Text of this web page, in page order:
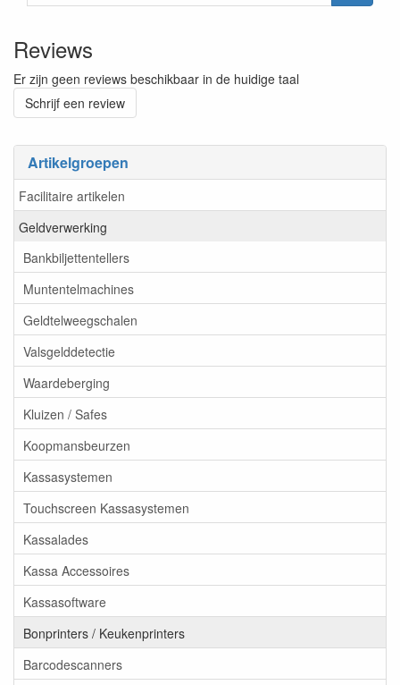
Artikelgroepen
Facilitaire artikelen
Geldverwerking
Bankbiljettentellers
Muntentelmachines
Geldtelweegschalen
Valsgelddetectie
Waardeberging
Kluizen / Safes
Koopmansbeurzen
Kassasystemen
Touchscreen Kassasystemen
Kassalades
Kassa Accessoires
Kassasoftware
Bonprinters / Keukenprinters
Barcodescanners
Reviews
Er zijn geen reviews beschikbaar in de huidige taal
Schrijf een review